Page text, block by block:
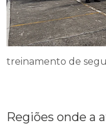
treinamento de
Regiões onde a